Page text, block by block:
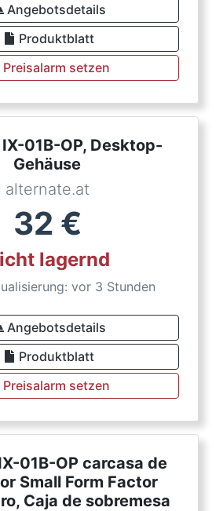
Angebotsdetails
Produktblatt
Preisalarm setzen
01B-OP, Desktop-
Gehäuse
alternate.at
32 €
lagernd
vor 3 Stunden
Angebotsdetails
Produktblatt
Preisalarm setzen
01B-OP carcasa de
Small Form Factor
Caja de sobremesa